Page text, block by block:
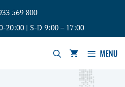
569 800
20:00 | S-D 9:00 – 17:00
MENU